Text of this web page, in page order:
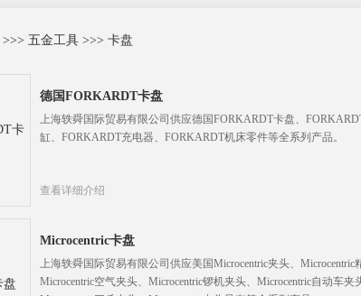
>>> 五金工具 >>>卡盘
德国FORKARDT卡盘
上海轶舜国际贸易有限公司供应德国FORKARDT卡盘、
缸、FORKARDT充电器、FORKARDT机床零件等全系列产品。
查看详细介绍
Microcentric卡盘
上海轶舜国际贸易有限公司供应美国Microcentric夹头、Microcentric
Microcentric空气夹头、Microcentric锣机夹头、Microcentric自动车夹